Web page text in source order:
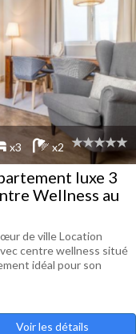
x3 x2
luxe 3
Wellness au
de ville Location
centre wellness situé
idéal pour son
Voir les détails